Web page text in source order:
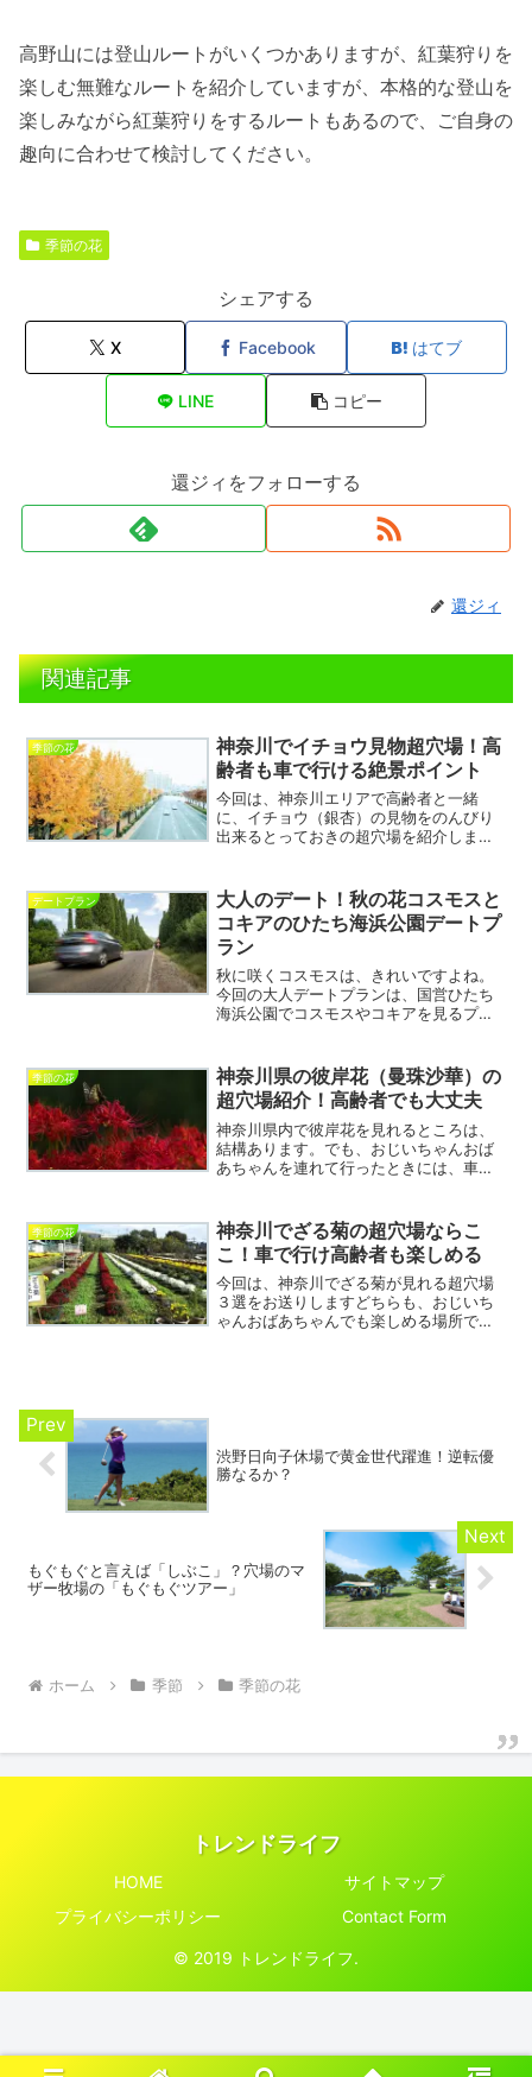
高野山には登山ルートがいくつかありますが、紅葉狩りを
楽しむ無難なルートを紹介していますが、本格的な登山を
楽しみながら紅葉狩りをするルートもあるので、ご自身の
趣向に合わせて検討してください。
季節の花
シェアする
X Facebook はてブ
LINE コピー
還ジィをフォローする
還ジィ
関連記事
季節の花
神奈川でイチョウ見物超穴場！高
齢者も車で行ける絶景ポイント
今回は、神奈川エリアで高齢者と一緒
に、イチョウ（銀杏）の見物をのんびり
出来るとっておきの超穴場を紹介しま
っぱい連れて行っている場所です。お茶
と、おやつを持っていくといい...
デートプラン
大人のデート！秋の花コスモスと
コキアのひたち海浜公園デートプ
ラン
秋に咲くコスモスは、きれいですよね。
今回の大人デートプランは、国営ひたち
海浜公園でコスモスやコキアを見るプラ
と行っても良いのですが、あえて大人デ
ートで組み立てました。大...
季節の花
神奈川県の彼岸花（曼珠沙華）の
超穴場紹介！高齢者でも大丈夫
神奈川県内で彼岸花を見れるところは、
結構あります。でも、おじいちゃんおば
あちゃんを連れて行ったときには、車か
す。私は、老人施設で働いていたので、
良くおじいちゃんおばあち...
季節の花
神奈川でざる菊の超穴場ならこ
こ！車で行け高齢者も楽しめる
今回は、神奈川でざる菊が見れる超穴場
３選をお送りしますどちらも、おじいち
ゃんおばあちゃんでも楽しめる場所で
渋野日向子休場で黄金世代躍進！逆転優
勝なるか？
もぐもぐと言えば「しぶこ」？穴場のマ
ザー牧場の「もぐもぐツアー」
ホーム 季節 季節の花
トレンドライフ
HOME
サイトマップ
プライバシーポリシー
Contact Form
© 2019 トレンドライフ.